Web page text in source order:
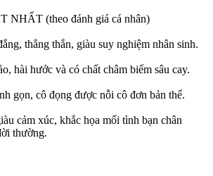
NHẤT (theo đánh giá cá nhân)
thẳng thắn, giàu suy nghiệm nhân sinh.
hài hước và có chất châm biếm sâu cay.
gọn, cô đọng được nỗi cô đơn bản thể.
cảm xúc, khắc họa mối tình bạn chân
thường.